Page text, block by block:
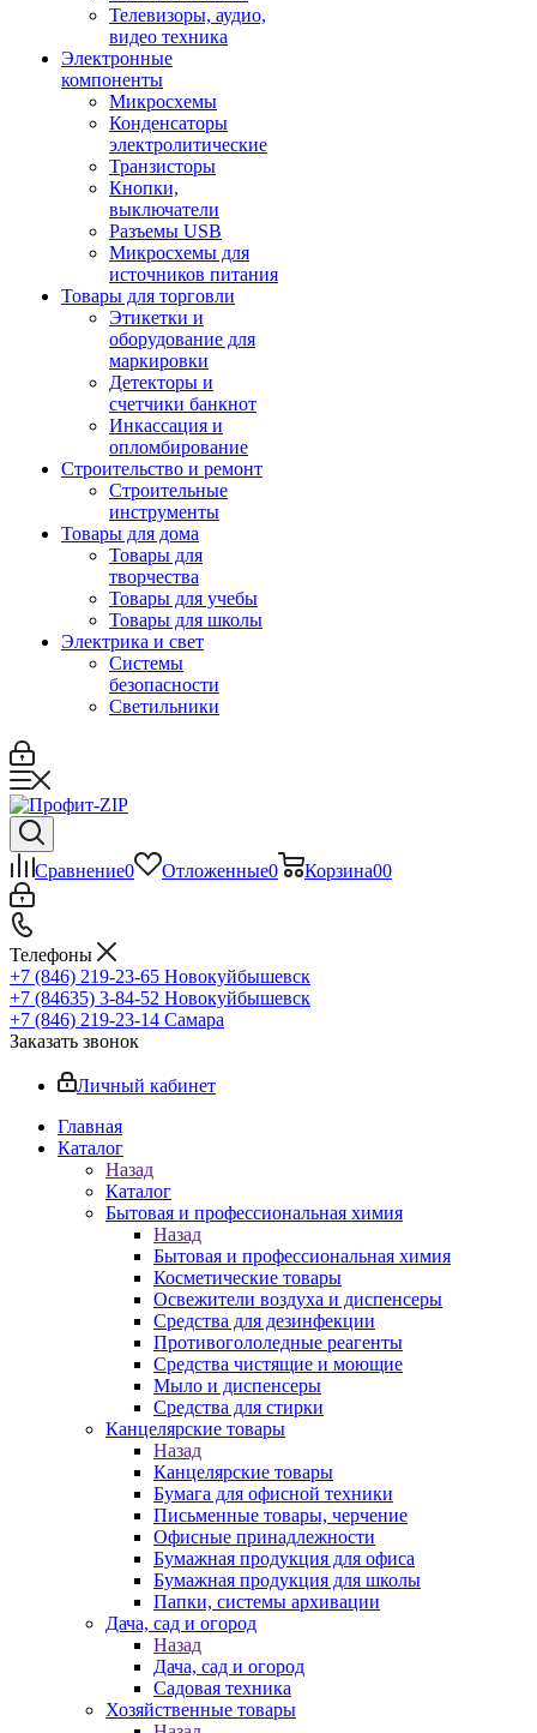
Телевизоры, аудио,
видео техника
Электронные
компоненты
Микросхемы
Конденсаторы
электролитические
Транзисторы
Кнопки,
выключатели
Разъемы USB
Микросхемы для
источников питания
Товары для торговли
Этикетки и
оборудование для
маркировки
Детекторы и
счетчики банкнот
Инкассация и
опломбирование
Строительство и ремонт
Строительные
инструменты
Товары для дома
Товары для
творчества
Товары для учебы
Товары для школы
Электрика и свет
Системы
безопасности
Светильники
Сравнение0 Отложенные0 Корзина00
Телефоны
+7 (846) 219-23-65 Новокуйбышевск
+7 (84635) 3-84-52 Новокуйбышевск
+7 (846) 219-23-14 Самара
Заказать звонок
Личный кабинет
Главная
Каталог
Назад
Каталог
Бытовая и профессиональная химия
Назад
Бытовая и профессиональная химия
Косметические товары
Освежители воздуха и диспенсеры
Средства для дезинфекции
Противогололедные реагенты
Средства чистящие и моющие
Мыло и диспенсеры
Средства для стирки
Канцелярские товары
Назад
Канцелярские товары
Бумага для офисной техники
Письменные товары, черчение
Офисные принадлежности
Бумажная продукция для офиса
Бумажная продукция для школы
Папки, системы архивации
Дача, сад и огород
Назад
Дача, сад и огород
Садовая техника
Хозяйственные товары